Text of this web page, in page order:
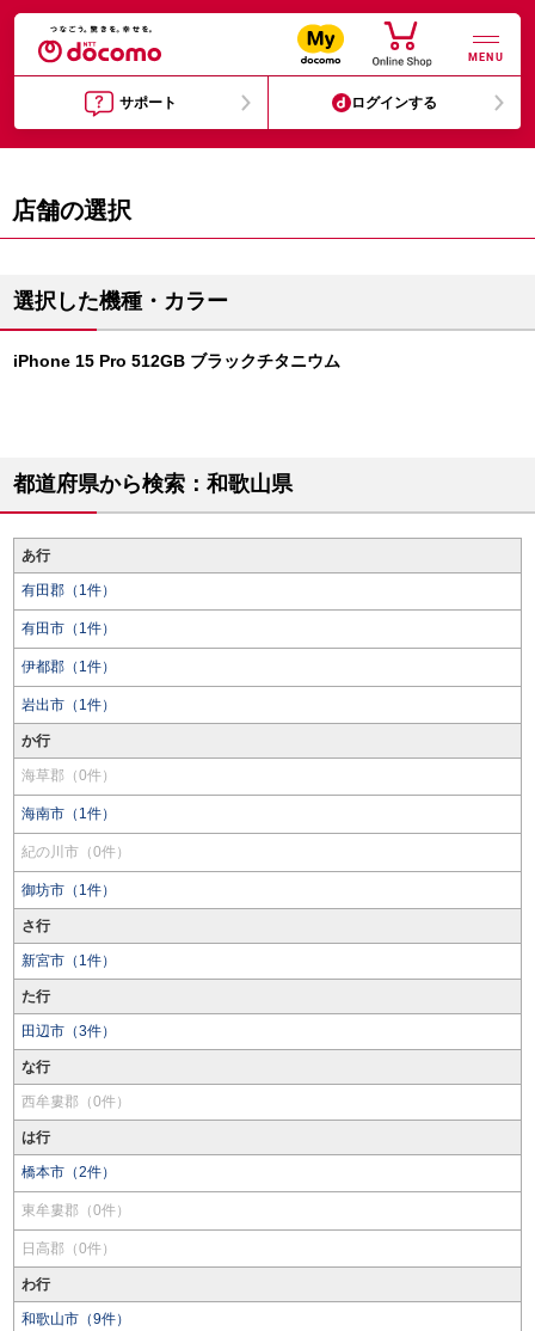
MENU
サポート ログインする
店舗の選択
選択した機種・カラー
iPhone 15 Pro 512GB ブラックチタニウム
都道府県から検索：和歌山県
あ行
有田郡（1件）
有田市（1件）
伊都郡（1件）
岩出市（1件）
か行
海草郡（0件）
海南市（1件）
紀の川市（0件）
御坊市（1件）
さ行
新宮市（1件）
た行
田辺市（3件）
な行
西牟婁郡（0件）
は行
橋本市（2件）
東牟婁郡（0件）
日高郡（0件）
わ行
和歌山市（9件）